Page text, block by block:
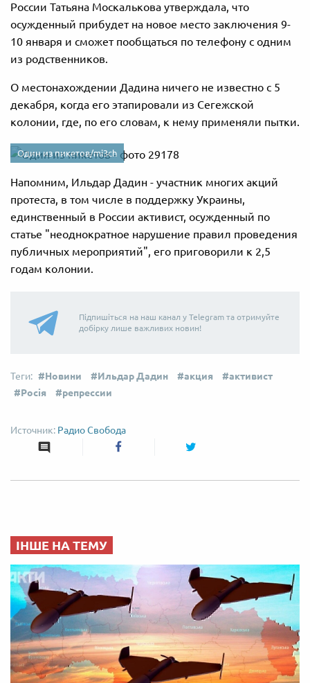
России Татьяна Москалькова утверждала, что
осужденный прибудет на новое место заключения 9-
10 января и сможет пообщаться по телефону с одним
из родственников.
О местонахождении Дадина ничего не известно с 5
декабря, когда его этапировали из Сегежской
колонии, где, по его словам, к нему применяли пытки.
Один из пикетов/mi3ch
Напомним, Ильдар Дадин - участник многих акций
протеста, в том числе в поддержку Украины,
единственный в России активист, осужденный по
статье "неоднократное нарушение правил проведения
публичных мероприятий", его приговорили к 2,5
годам колонии.
Підпишіться на наш канал у Telegram та отримуйте
добірку лише важливих новин!
Новини Ильдар Дадин акция
активист
Росія
репрессии
Радио Свобода
ІНШЕ НА ТЕМУ